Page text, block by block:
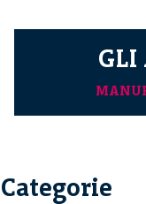
GLI
Categorie